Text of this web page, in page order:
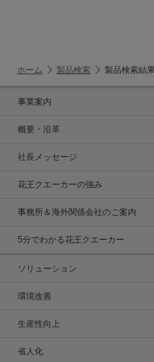
ホーム 製品検索 製品検索結
事業案内
概要・沿革
社長メッセージ
花王クエーカーの強み
事務所＆海外関係会社のご案内
5分でわかる花王クエーカー
ソリューション
環境改善
生産性向上
省人化